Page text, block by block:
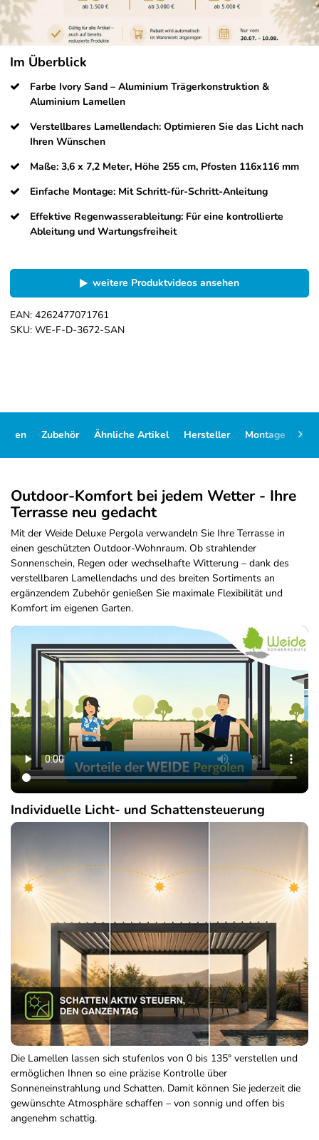
Im Überblick
Farbe Ivory Sand – Aluminium Trägerkonstruktion &
Aluminium Lamellen
Verstellbares Lamellendach: Optimieren Sie das Licht nach
Ihren Wünschen
Maße: 3,6 x 7,2 Meter, Höhe 255 cm, Pfosten 116x116 mm
Einfache Montage: Mit Schritt-für-Schritt-Anleitung
Effektive Regenwasserableitung: Für eine kontrollierte
Ableitung und Wartungsfreiheit
weitere Produktvideos ansehen
EAN: 4262477071761
SKU: WE-F-D-3672-SAN
Zubehör Ähnliche Artikel Hersteller Montage
Outdoor-Komfort bei jedem Wetter - Ihre
Terrasse neu gedacht
Mit der Weide Deluxe Pergola verwandeln Sie Ihre Terrasse in
einen geschützten Outdoor-Wohnraum. Ob strahlender
Sonnenschein, Regen oder wechselhafte Witterung – dank des
verstellbaren Lamellendachs und des breiten Sortiments an
ergänzendem Zubehör genießen Sie maximale Flexibilität und
Komfort im eigenen Garten.
Individuelle Licht- und Schattensteuerung
Die Lamellen lassen sich stufenlos von 0 bis 135° verstellen und
ermöglichen Ihnen so eine präzise Kontrolle über
Sonneneinstrahlung und Schatten. Damit können Sie jederzeit die
gewünschte Atmosphäre schaffen – von sonnig und offen bis
angenehm schattig.